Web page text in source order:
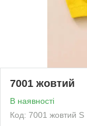
7001 жовтий
В наявності
Код: 7001 жовтий S